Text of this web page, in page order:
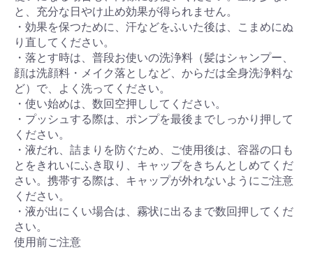
と、充分な日やけ止め効果が得られません。
・効果を保つために、汗などをふいた後は、こまめにぬ
り直してください。
・落とす時は、普段お使いの洗浄料（髪はシャンプー、
顔は洗顔料・メイク落としなど、からだは全身洗浄料な
ど）で、よく洗ってください。
・使い始めは、数回空押ししてください。
・プッシュする際は、ポンプを最後までしっかり押して
ください。
・液だれ、詰まりを防ぐため、ご使用後は、容器の口も
とをきれいにふき取り、キャップをきちんとしめてくだ
さい。携帯する際は、キャップが外れないようにご注意
ください。
・液が出にくい場合は、霧状に出るまで数回押してくだ
さい。
使用前ご注意